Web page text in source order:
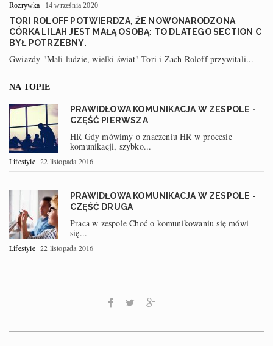
Rozrywka 14 września 2020
TORI ROLOFF POTWIERDZA, ŻE NOWONARODZONA
CÓRKA LILAH JEST MAŁĄ OSOBĄ: TO DLATEGO SECTION C
BYŁ POTRZEBNY.
Gwiazdy "Mali ludzie, wielki świat" Tori i Zach Roloff przywitali...
NA TOPIE
PRAWIDŁOWA KOMUNIKACJA W ZESPOLE -
CZĘŚĆ PIERWSZA
HR Gdy mówimy o znaczeniu HR w procesie
komunikacji, szybko...
Lifestyle 22 listopada 2016
PRAWIDŁOWA KOMUNIKACJA W ZESPOLE -
CZĘŚĆ DRUGA
Praca w zespole Choć o komunikowaniu się mówi
się...
Lifestyle 22 listopada 2016